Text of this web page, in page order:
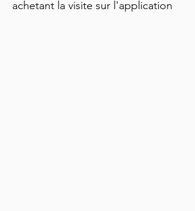
achetant la visite sur l'application